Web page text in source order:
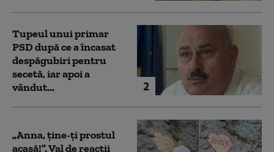
2
Tupeul unui primar
PSD după ce a încasat
despăgubiri pentru
secetă, iar apoi a
vândut...
„Anna, ţine-ţi prostul
acasă!”. Val de reacții